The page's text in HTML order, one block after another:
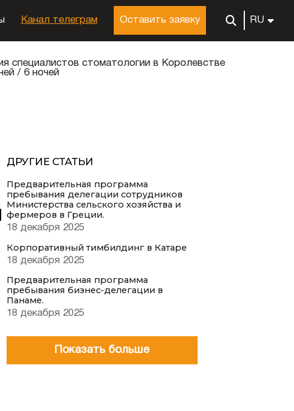
Канал телеграм Оставить заявку RU
специалистов стоматологии в Королевстве
/ 6 ночей
ДРУГИЕ СТАТЬИ
Предварительная программа
пребывания делегации сотрудников
Министерства сельского хозяйства и
фермеров в Греции.
18 декабря 2025
Корпоративный тимбилдинг в Катаре
18 декабря 2025
Предварительная программа
пребывания бизнес-делегации в
Панаме.
18 декабря 2025
Показать больше